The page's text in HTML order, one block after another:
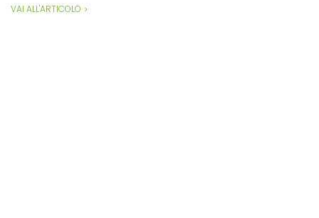
VAI ALL'ARTICOLO